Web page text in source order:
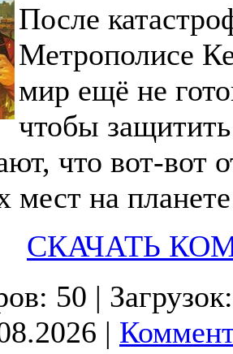
После
Метрополисе
мир ещё не
чтобы
что вот-вот
мест на
СКАЧАТЬ
50 |
|